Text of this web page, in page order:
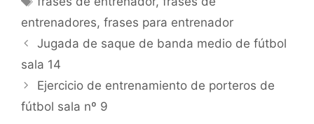
entrenadores, frases para entrenador
Navegación
Jugada de saque de banda medio de fútbol
sala 14
Ejercicio de entrenamiento de porteros de
fútbol sala nº 9